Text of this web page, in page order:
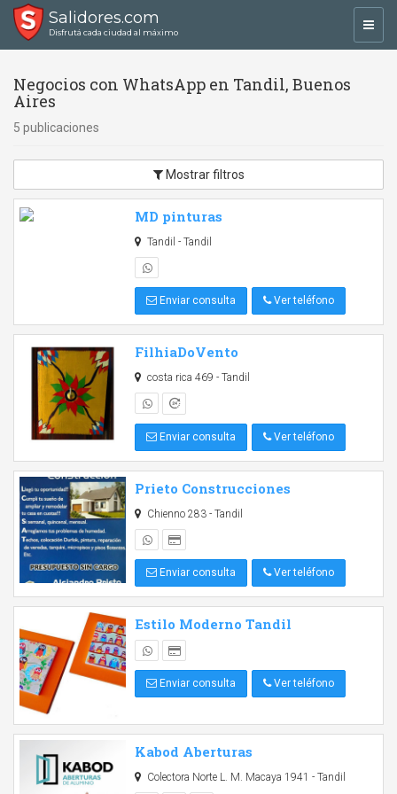
Salidores.com
Disfrutá cada ciudad al máximo
Negocios con WhatsApp en Tandil, Buenos
Aires
5 publicaciones
Mostrar filtros
MD pinturas
Tandil - Tandil
Enviar consulta Ver teléfono
FilhiaDoVento
costa rica 469 - Tandil
Enviar consulta Ver teléfono
Prieto Construcciones
Chienno 283 - Tandil
Enviar consulta Ver teléfono
Estilo Moderno Tandil
Enviar consulta Ver teléfono
Kabod Aberturas
Colectora Norte L. M. Macaya 1941 - Tandil